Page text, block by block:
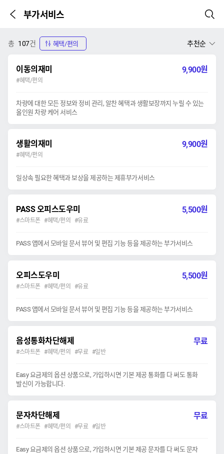
부가서비스
본문시작
총 107건 혜택/편의 추천순
이동의재미 9,900원
#혜택/편의
차량에 대한 모든 정보와 정비 관리, 알찬 혜택과 생활보장까지 누릴 수 있는
올인원 차량 케어 서비스
생활의재미 9,900원
#혜택/편의
일상속 필요한 혜택과 보상을 제공하는 제휴부가서비스
PASS 오피스도우미 5,500원
#스마트폰 #혜택/편의 #유료
PASS 앱에서 모바일 문서 뷰어 및 편집 기능 등을 제공하는 부가서비스
오피스도우미 5,500원
#스마트폰 #혜택/편의 #유료
PASS 앱에서 모바일 문서 뷰어 및 편집 기능 등을 제공하는 부가서비스
음성통화차단해제 무료
#스마트폰 #혜택/편의 #무료 #일반
Easy 요금제의 옵션 상품으로, 가입하시면 기본 제공 통화를 다 써도 통화
발신이 가능합니다.
문자차단해제 무료
#스마트폰 #혜택/편의 #무료 #일반
Easy 요금제의 옵션 상품으로, 가입하시면 기본 제공 문자를 다 써도 문자